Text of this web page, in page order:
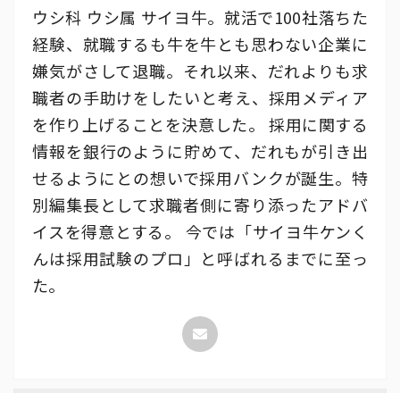
ウシ科 ウシ属 サイヨ牛。就活で100社落ちた
経験、就職するも牛を牛とも思わない企業に
嫌気がさして退職。それ以来、だれよりも求
職者の手助けをしたいと考え、採用メディア
を作り上げることを決意した。 採用に関する
情報を銀行のように貯めて、だれもが引き出
せるようにとの想いで採用バンクが誕生。特
別編集長として求職者側に寄り添ったアドバ
イスを得意とする。 今では「サイヨ牛ケンく
んは採用試験のプロ」と呼ばれるまでに至っ
た。